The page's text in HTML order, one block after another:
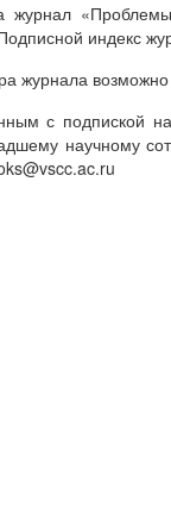
«Проблемы
индекс
журнала
с подпиской
научному